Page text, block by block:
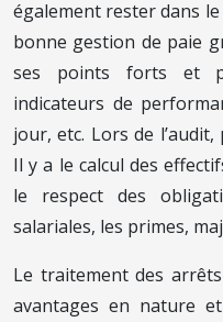
également rester dans le
bonne gestion de paie
ses points forts et
indicateurs de
jour, etc. Lors de
Il y a le calcul des
le respect des
salariales, les primes,
Le traitement des
avantages en nature